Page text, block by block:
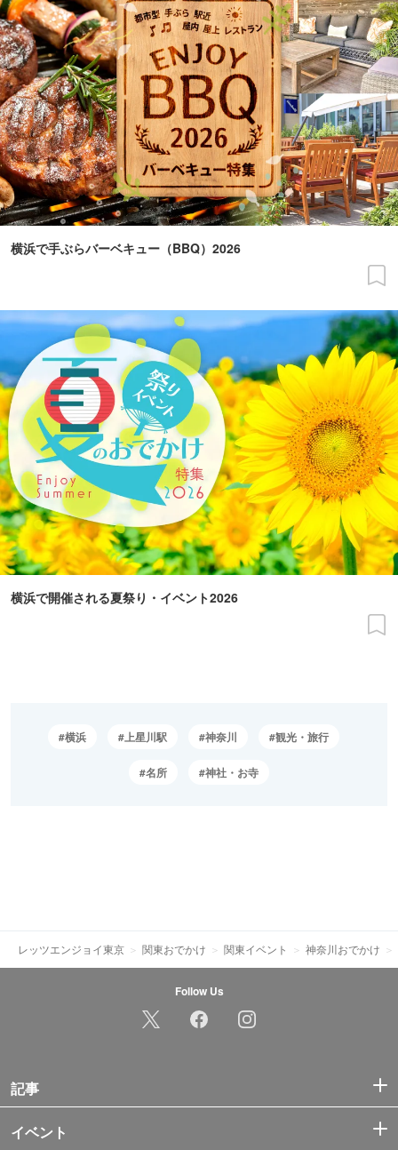
横浜で手ぶらバーベキュー（BBQ）2026
横浜で開催される夏祭り・イベント2026
横浜 上星川駅 神奈川 観光・旅行
名所 神社・お寺
レッツエンジョイ東京 関東おでかけ 関東イベント 神奈川おでかけ
Follow Us
記事
イベント